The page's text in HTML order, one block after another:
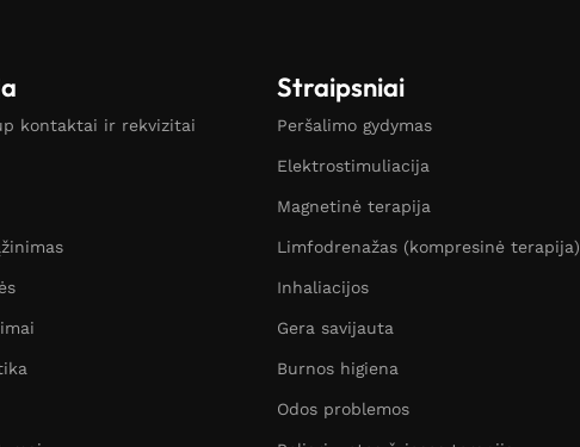
kontaktai ir rekvizitai
Straipsniai
Peršalimo gydymas
Elektrostimuliacija
Magnetinė terapija
Limfodrenažas (kompresinė terapija)
Inhaliacijos
Gera savijauta
Burnos higiena
Odos problemos